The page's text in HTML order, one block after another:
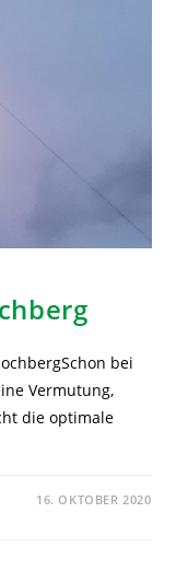
bei
Vermutung,
die optimale
16. OKTOBER 2020